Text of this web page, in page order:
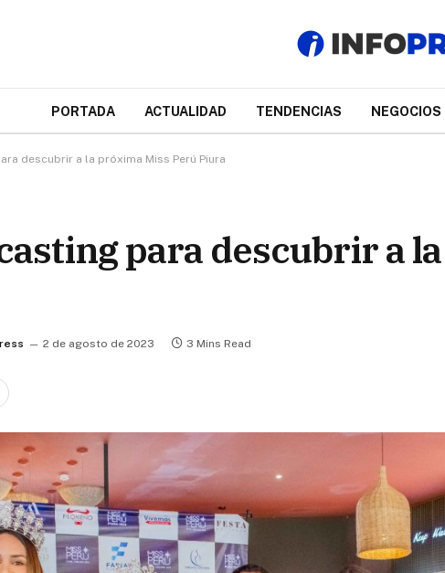
PORTADA ACTUALIDAD TENDENCIAS NEGOCIOS
descubrir a la próxima Miss Perú Piura
para descubrir a
2 de agosto de 2023 3 Mins Read